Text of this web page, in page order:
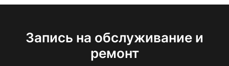
Запись на обслуживание и
ремонт